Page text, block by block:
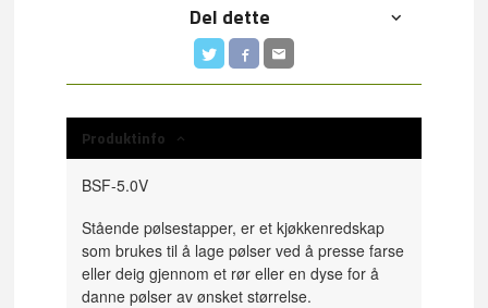
Del dette
Produktinfo
BSF-5.0V
Stående pølsestapper, er et kjøkkenredskap
som brukes til å lage pølser ved å presse farse
eller deig gjennom et rør eller en dyse for å
danne pølser av ønsket størrelse.